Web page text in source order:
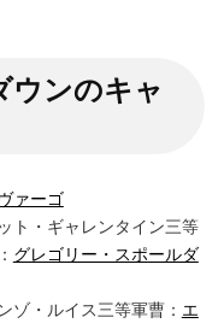
ウンのキャ
ァーゴ
ト・ギャレンタイン三等
グレゴリー・スポールダ
ゾ・ルイス三等軍曹： エ